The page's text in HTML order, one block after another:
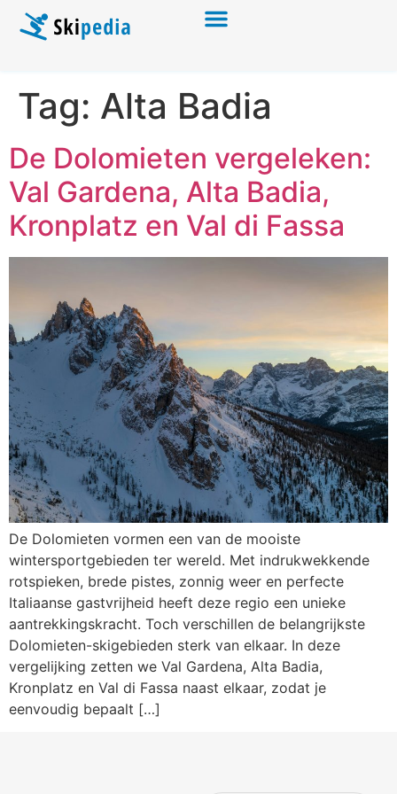
Tag: Alta Badia
De Dolomieten vergeleken:
Val Gardena, Alta Badia,
Kronplatz en Val di Fassa
De Dolomieten vormen een van de mooiste
wintersportgebieden ter wereld. Met indrukwekkende
rotspieken, brede pistes, zonnig weer en perfecte
Italiaanse gastvrijheid heeft deze regio een unieke
aantrekkingskracht. Toch verschillen de belangrijkste
Dolomieten-skigebieden sterk van elkaar. In deze
vergelijking zetten we Val Gardena, Alta Badia,
Kronplatz en Val di Fassa naast elkaar, zodat je
eenvoudig bepaalt […]